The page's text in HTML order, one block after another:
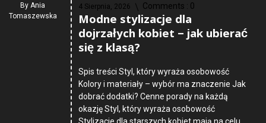
By Ania
Tomaszewska
4 Sierpnia, 2026 Comments : 0
Modne stylizacje dla
dojrzałych kobiet – jak ubierać
się z klasą?
Spis treści Styl, który wyraża osobowość
Kolory i materiały – wybór ma znaczenie Jak
dobrać dodatki? Cenne porady na każdą
okazję Styl, który wyraża osobowość
Stylizacje dla starszych kobiet mają na celu